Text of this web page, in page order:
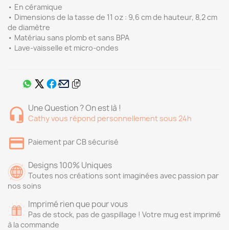
• En céramique
• Dimensions de la tasse de 11 oz : 9,6 cm de hauteur, 8,2 cm
de diamètre
• Matériau sans plomb et sans BPA
• Lave-vaisselle et micro-ondes
Une Question ? On est là !
Cathy vous répond personnellement sous 24h
Paiement par CB sécurisé
Designs 100% Uniques
Toutes nos créations sont imaginées avec passion par
nos soins
Imprimé rien que pour vous
Pas de stock, pas de gaspillage ! Votre mug est imprimé
à la commande